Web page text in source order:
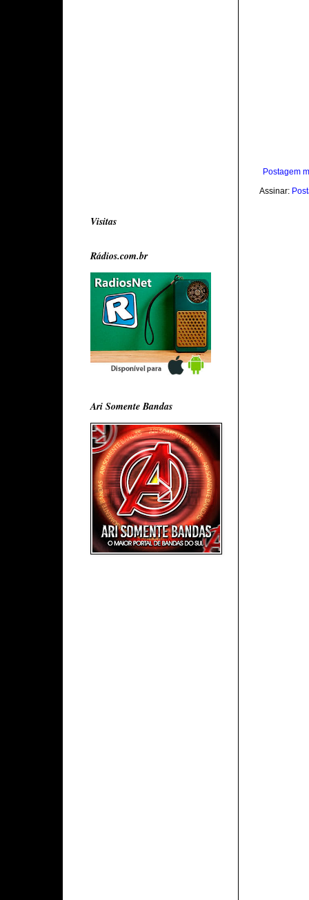
Postagem
Assinar:
Visitas
Rádios.com.br
Ari Somente Bandas